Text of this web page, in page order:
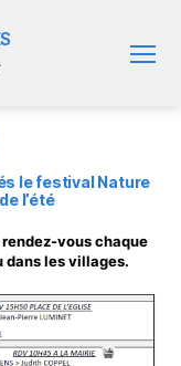
le festival Nature
l’été
vous chaque
dans les villages.